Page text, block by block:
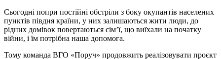
Сьогодні попри постійні обстріли з боку окупантів населених
пунктів півдня країни, у них залишаються жити люди, до
рідних домівок повертаються сім’ї, що виїхали на початку
війни, і їм потрібна наша допомога.
Тому команда ВГО «Поруч» продовжить реалізовувати проєкт